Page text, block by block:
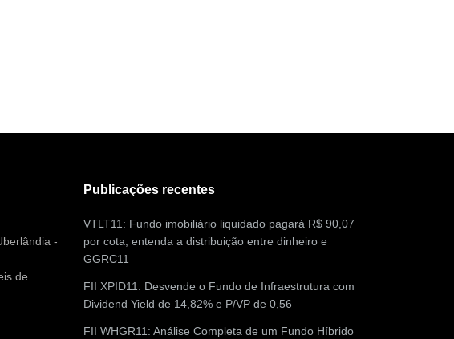
-
de
Publicações recentes
VTLT11: Fundo imobiliário liquidado pagará R$ 90,07
por cota; entenda a distribuição entre dinheiro e
GGRC11
FII XPID11: Desvende o Fundo de Infraestrutura com
Dividend Yield de 14,82% e P/VP de 0,56
FII WHGR11: Análise Completa de um Fundo Híbrido